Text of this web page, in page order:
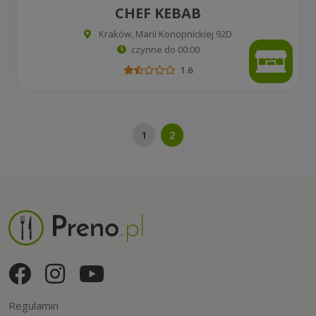
CHEF KEBAB
Kraków, Marii Konopnickiej 92D
czynne do 00:00
1.6
1 2
Regulamin